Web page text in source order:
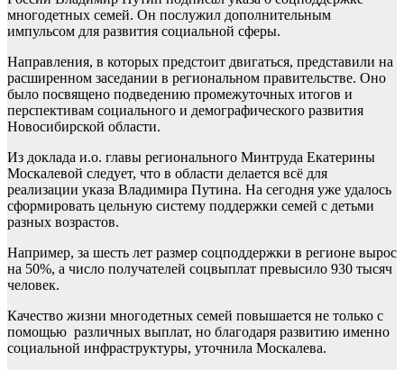
многодетных семей. Он послужил дополнительным
импульсом для развития социальной сферы.
Направления, в которых предстоит двигаться, представили на
расширенном заседании в региональном правительстве. Оно
было посвящено подведению промежуточных итогов и
перспективам социального и демографического развития
Новосибирской области.
Из доклада и.о. главы регионального Минтруда Екатерины
Москалевой следует, что в области делается всё для
реализации указа Владимира Путина. На сегодня уже удалось
сформировать цельную систему поддержки семей с детьми
разных возрастов.
Например, за шесть лет размер соцподдержки в регионе вырос
на 50%, а число получателей соцвыплат превысило 930 тысяч
человек.
Качество жизни многодетных семей повышается не только с
помощью различных выплат, но благодаря развитию именно
социальной инфраструктуры, уточнила Москалева.